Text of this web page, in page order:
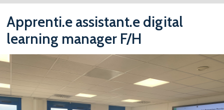
Apprenti.e assistant.e digital
learning manager F/H